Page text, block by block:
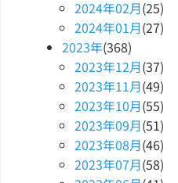
2024年02月(25)
2024年01月(27)
2023年(368)
2023年12月(37)
2023年11月(49)
2023年10月(55)
2023年09月(51)
2023年08月(46)
2023年07月(58)